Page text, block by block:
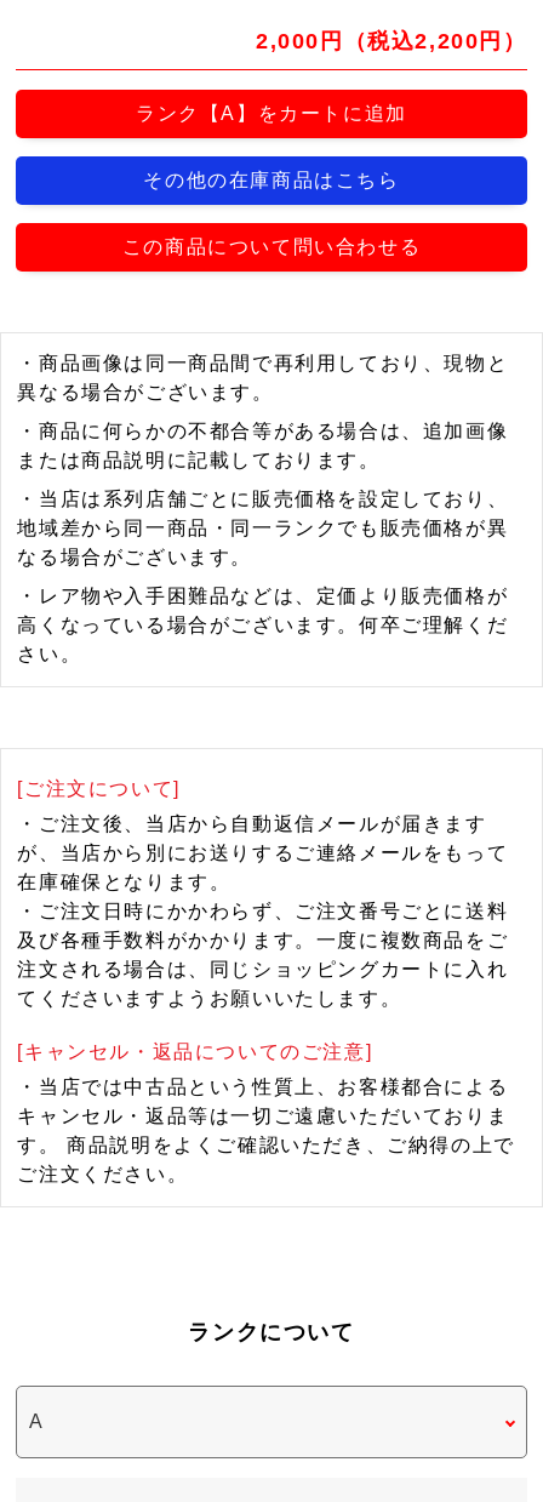
2,000円（税込2,200円）
ランク【A】をカートに追加
その他の在庫商品はこちら
この商品について問い合わせる
・商品画像は同一商品間で再利用しており、現物と
異なる場合がございます。
・商品に何らかの不都合等がある場合は、追加画像
または商品説明に記載しております。
・当店は系列店舗ごとに販売価格を設定しており、
地域差から同一商品・同一ランクでも販売価格が異
なる場合がございます。
・レア物や入手困難品などは、定価より販売価格が
高くなっている場合がございます。何卒ご理解くだ
さい。
[ご注文について]
・ご注文後、当店から自動返信メールが届きます
が、当店から別にお送りするご連絡メールをもって
在庫確保となります。
・ご注文日時にかかわらず、ご注文番号ごとに送料
及び各種手数料がかかります。一度に複数商品をご
注文される場合は、同じショッピングカートに入れ
てくださいますようお願いいたします。
[キャンセル・返品についてのご注意]
・当店では中古品という性質上、お客様都合による
キャンセル・返品等は一切ご遠慮いただいておりま
す。 商品説明をよくご確認いただき、ご納得の上で
ご注文ください。
ランクについて